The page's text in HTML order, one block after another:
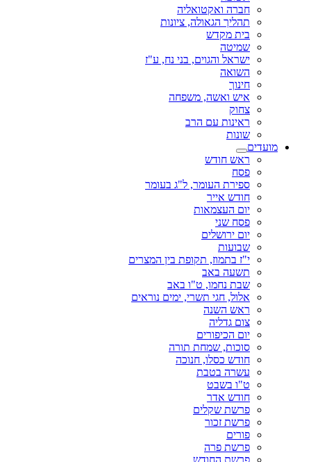
חברה ואקטואליה
תהליך הגאולה, ציונות
בית מקדש
שמיטה
ישראל והגוים, בני נח, ע"ז
השואה
חינוך
איש ואשה, משפחה
צחוק
ראינות עם הרב
שונות
מועדים
ראש חודש
פסח
ספירת העומר, ל"ג בעומר
חודש אייר
יום העצמאות
פסח שני
יום ירושלים
שבועות
י"ז בתמוז, תקופת בין המצרים
תשעה באב
שבת נחמו, ט"ו באב
אלול, חגי תשרי, ימים נוראים
ראש השנה
צום גדליה
יום הכיפורים
סוכות, שמחת תורה
חודש כסלו, חנוכה
עשרה בטבת
ט"ו בשבט
חודש אדר
פרשת שקלים
פרשת זכור
פורים
פרשת פרה